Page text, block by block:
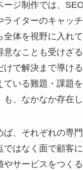
ージ制作では、
ライターのキャッ
全体を視野に入れ
なことも受けざる
けで解決まで導け
ている難題・課題
も、なかなか存在し
ば、それぞれの専
ではなく面で顧客
やサービスをつく